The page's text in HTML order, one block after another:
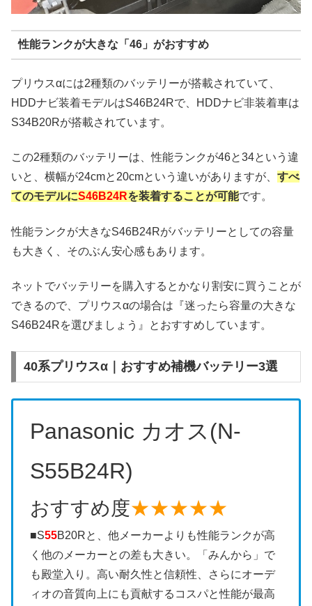
性能ランクが大きな「46」がおすすめ
プリウスαには2種類のバッテリーが搭載されていて、
HDDナビ装着モデルはS46B24Rで、HDDナビ非装着車は
S34B20Rが搭載されています。
この2種類のバッテリーは、性能ランクが46と34という違
いと、横幅が24cmと20cmという違いがありますが、 すべ
てのモデルにS46B24Rを装着することが可能です。
性能ランクが大きなS46B24Rがバッテリーとしての容量
も大きく、そのぶん安心感もあります。
ネットでバッテリーを購入するとかなり割安に買うことが
できるので、プリウスαの場合は『迷ったら容量の大きな
S46B24Rを選びましょう』とおすすめしています。
40系プリウスα｜おすすめ補機バッテリー3選
Panasonic カオス(N-
S55B24R)
おすすめ度★★★★★
■S55B20Rと、他メーカーよりも性能ランクが高
く他のメーカーとの差も大きい。「みんから」で
も殿堂入り。高い耐久性と信頼性、さらにオーデ
ィオの音質向上にも貢献するコスパと性能が最高